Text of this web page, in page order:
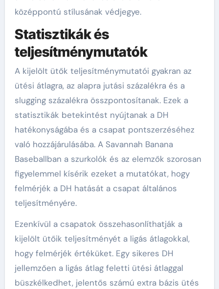
középpontú stílusának védjegye.
Statisztikák és
teljesítménymutatók
A kijelölt ütők teljesítménymutatói gyakran az
ütési átlagra, az alapra jutási százalékra és a
slugging százalékra összpontosítanak. Ezek a
statisztikák betekintést nyújtanak a DH
hatékonyságába és a csapat pontszerzéséhez
való hozzájárulásába. A Savannah Banana
Baseballban a szurkolók és az elemzők szorosan
figyelemmel kísérik ezeket a mutatókat, hogy
felmérjék a DH hatását a csapat általános
teljesítményére.
Ezenkívül a csapatok összehasonlíthatják a
kijelölt ütőik teljesítményét a ligás átlagokkal,
hogy felmérjék értéküket. Egy sikeres DH
jellemzően a ligás átlag feletti ütési átlaggal
büszkélkedhet, jelentős számú extra bázis ütés